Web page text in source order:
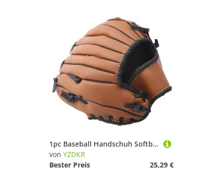
1pc Baseball Handschuh Softball Übung Ausrüstung Größe 9,5/10,5/11,5/12,5 Erwachsene Zug Liefert Outdoor Sport für Baseball(Brown,10.5 inch)
von YZDKR
Bester Preis
25,29 €